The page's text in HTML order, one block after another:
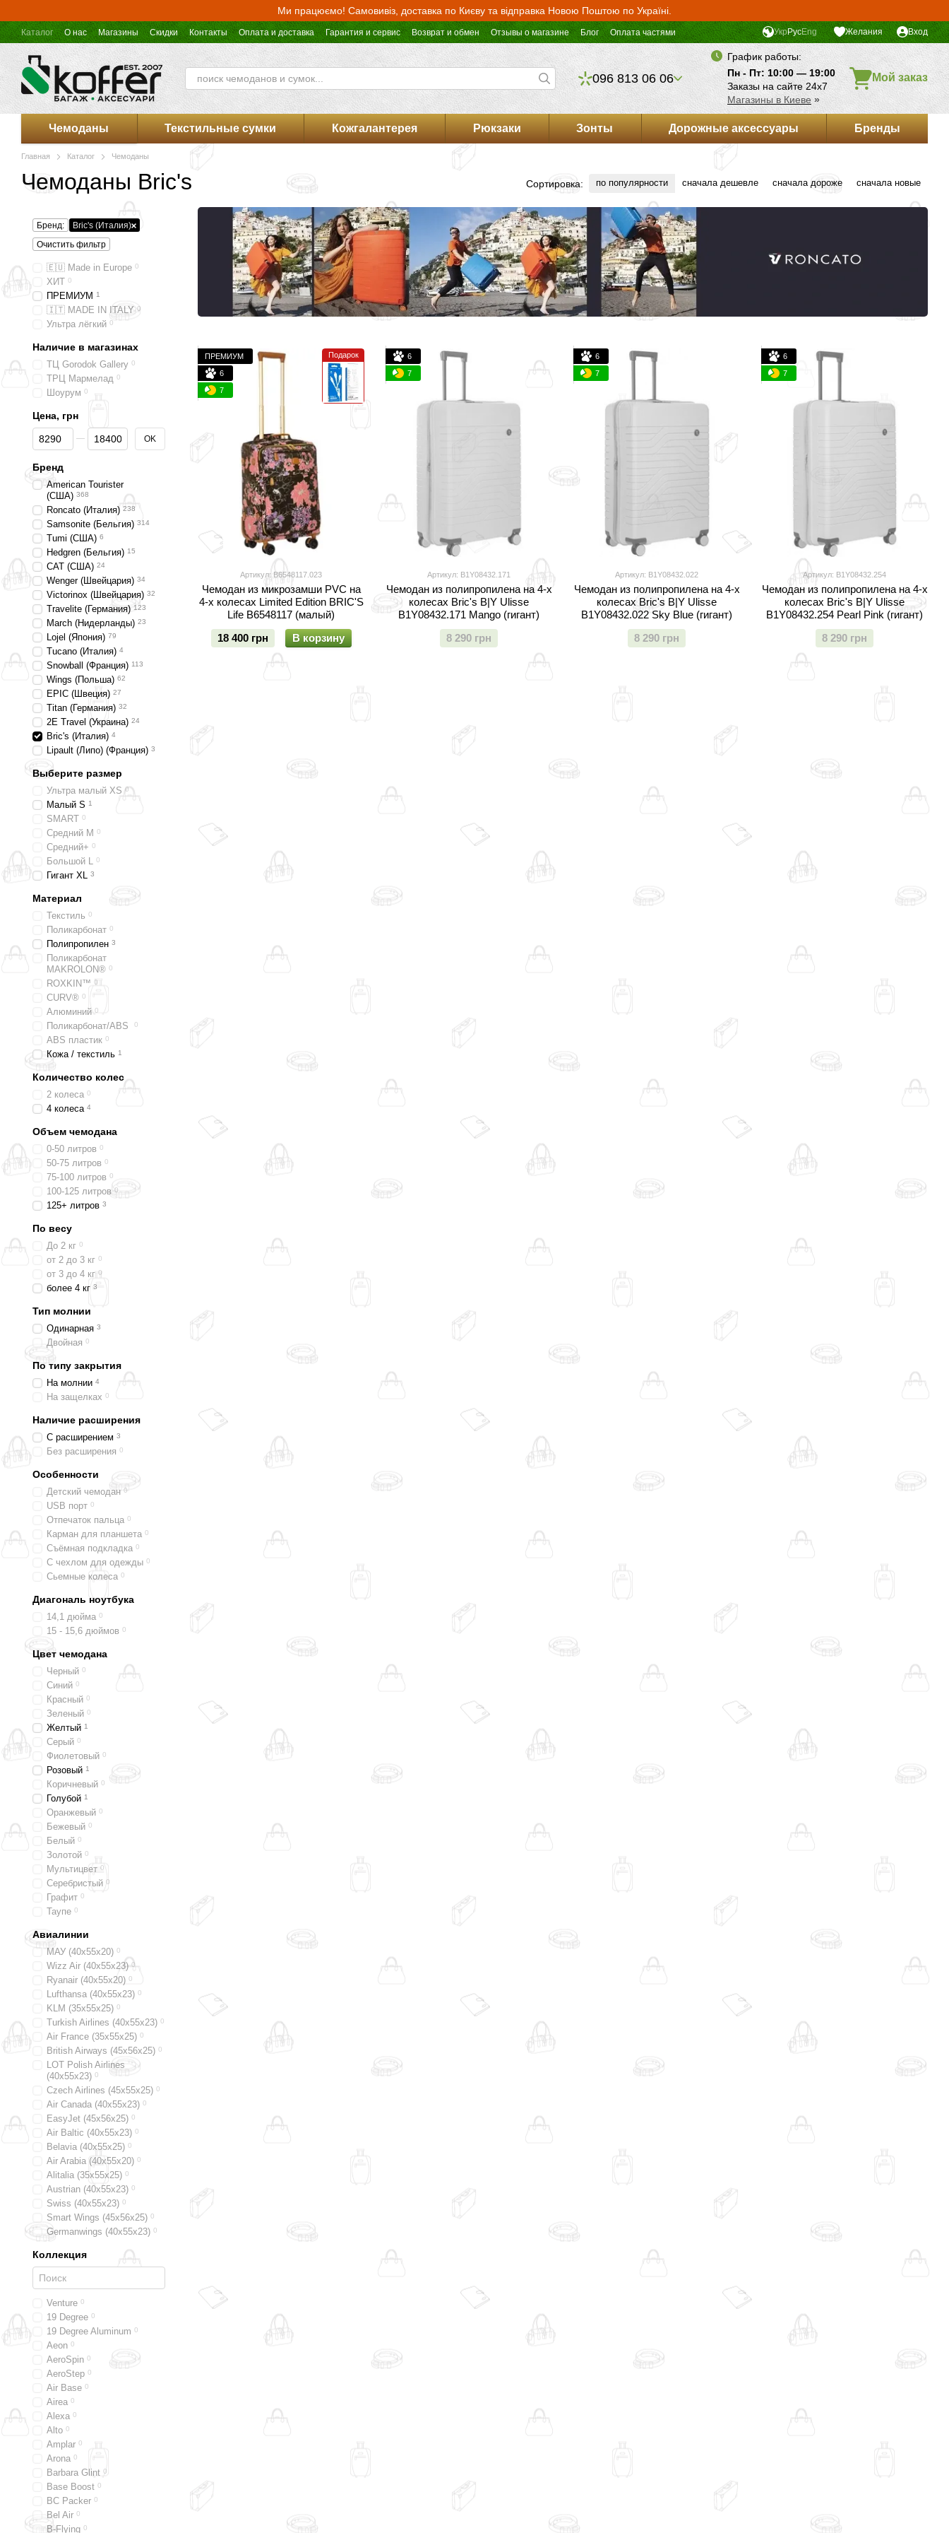
Ми працюємо! Самовивіз, доставка по Києву та відправка Новою Поштою по Україні.
Каталог О нас Магазины Скидки Контакты Оплата и доставка Гарантия и сервис Возврат и обмен Отзывы о магазине Блог
Оплата частями
Оферта магазина Koffer.UA
УкрРусEng Желания Вход
096 813 06 06
График работы:
Пн - Пт: 10:00 — 19:00
Заказы на сайте 24х7
Магазины в Киеве »
Мой заказ
Чемоданы Текстильные сумки Кожгалантерея Рюкзаки Зонты Дорожные аксессуары Бренды
Главная Каталог Чемоданы
Чемоданы Bric's Сортировка: по популярности сначала дешевле сначала дороже сначала новые
Подарок
ПРЕМИУМ
6
7
Артикул: B6548117.023
Чемодан из микрозамши PVC на
4-х колесах Limited Edition BRIC'S
Life B6548117 (малый)
18 400 грн
В корзину
6
7
Артикул: B1Y08432.171
Чемодан из полипропилена на 4-х
колесах Bric's B|Y Ulisse
B1Y08432.171 Mango (гигант)
8 290 грн
6
7
Артикул: B1Y08432.022
Чемодан из полипропилена на 4-х
колесах Bric's B|Y Ulisse
B1Y08432.022 Sky Blue (гигант)
8 290 грн
6
7
Артикул: B1Y08432.254
Чемодан из полипропилена на 4-х
колесах Bric's B|Y Ulisse
B1Y08432.254 Pearl Pink (гигант)
8 290 грн
Бренд:
Bric's (Италия)
Очистить фильтр
🇪🇺 Made in Europe 0
ХИТ 0
ПРЕМИУМ 1
🇮🇹 MADE IN ITALY 0
Ультра лёгкий 0
Наличие в магазинах
ТЦ Gorodok Gallery 0
ТРЦ Мармелад 0
Шоурум 0
Цена, грн
От Цена, грн
До Цена, грн OK
Бренд
American Tourister
(США) 368
Roncato (Италия) 238
Samsonite (Бельгия) 314
Tumi (США) 6
Hedgren (Бельгия) 15
CAT (США) 24
Wenger (Швейцария) 34
Victorinox (Швейцария) 32
Travelite (Германия) 123
March (Нидерланды) 23
Lojel (Япония) 79
Tucano (Италия) 4
Snowball (Франция) 113
Wings (Польша) 62
EPIC (Швеция) 27
Titan (Германия) 32
2E Travel (Украина) 24
Bric's (Италия) 4
Lipault (Липо) (Франция) 3
Выберите размер
Ультра малый XS 0
Малый S 1
SMART 0
Средний M 0
Средний+ 0
Большой L 0
Гигант XL 3
Материал
Текстиль 0
Поликарбонат 0
Полипропилен 3
Поликарбонат
MAKROLON® 0
ROXKIN™ 0
CURV® 0
Алюминий 0
Поликарбонат/ABS 0
ABS пластик 0
Кожа / текстиль 1
Количество колес
2 колеса 0
4 колеса 4
Объем чемодана
0-50 литров 0
50-75 литров 0
75-100 литров 0
100-125 литров 0
125+ литров 3
По весу
До 2 кг 0
от 2 до 3 кг 0
от 3 до 4 кг 0
более 4 кг 3
Тип молнии
Одинарная 3
Двойная 0
По типу закрытия
На молнии 4
На защелках 0
Наличие расширения
С расширением 3
Без расширения 0
Особенности
Детский чемодан 0
USB порт 0
Отпечаток пальца 0
Карман для планшета 0
Съёмная подкладка 0
С чехлом для одежды 0
Сьемные колеса 0
Диагональ ноутбука
14,1 дюйма 0
15 - 15,6 дюймов 0
Цвет чемодана
Черный 0
Синий 0
Красный 0
Зеленый 0
Желтый 1
Серый 0
Фиолетовый 0
Розовый 1
Коричневый 0
Голубой 1
Оранжевый 0
Бежевый 0
Белый 0
Золотой 0
Мультицвет 0
Серебристый 0
Графит 0
Таупе 0
Авиалинии
МАУ (40х55х20) 0
Wizz Air (40х55х23) 0
Ryanair (40х55х20) 0
Lufthansa (40х55х23) 0
KLM (35x55x25) 0
Turkish Airlines (40x55x23) 0
Air France (35x55x25) 0
British Airways (45x56x25) 0
LOT Polish Airlines
(40x55x23) 0
Czech Airlines (45x55x25) 0
Air Canada (40x55x23) 0
EasyJet (45х56х25) 0
Air Baltic (40x55x23) 0
Belavia (40х55х25) 0
Air Arabia (40х55х20) 0
Alitalia (35х55х25) 0
Austrian (40x55x23) 0
Swiss (40x55x23) 0
Smart Wings (45x56x25) 0
Germanwings (40x55x23) 0
Коллекция
Venture 0
19 Degree 0
19 Degree Aluminum 0
Aeon 0
AeroSpin 0
AeroStep 0
Air Base 0
Airea 0
Alexa 0
Alto 0
Amplar 0
Arona 0
Barbara Glint 0
Base Boost 0
BC Packer 0
Bel Air 0
B-Flying 0